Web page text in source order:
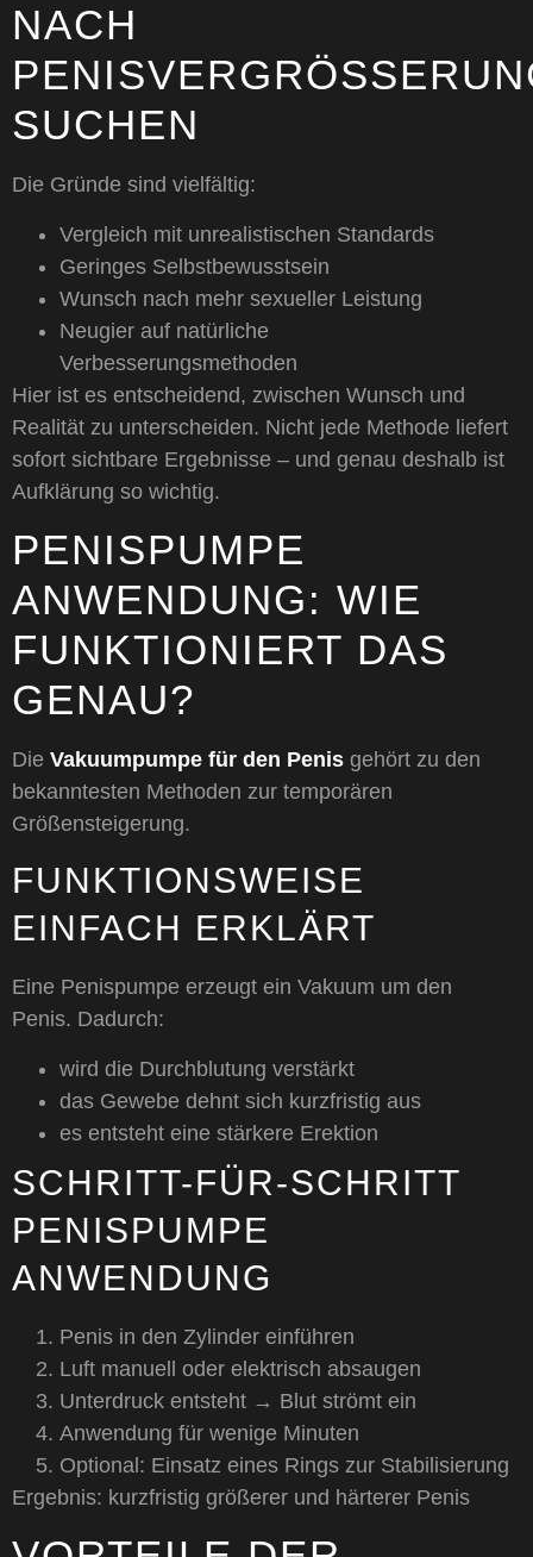
NACH
PENISVERGRÖSSERUNG
UCHEN
Die Gründe sind vielfältig:
Vergleich mit unrealistischen Standards
Geringes Selbstbewusstsein
Wunsch nach mehr sexueller Leistung
Neugier auf natürliche
Verbesserungsmethoden
Hier ist es entscheidend, zwischen Wunsch und
Realität zu unterscheiden. Nicht jede Methode liefert
sofort sichtbare Ergebnisse – und genau deshalb ist
Aufklärung so wichtig.
PENISPUMPE
ANWENDUNG: WIE
FUNKTIONIERT DAS
GENAU?
Die Vakuumpumpe für den Penis gehört zu den
bekanntesten Methoden zur temporären
Größensteigerung.
FUNKTIONSWEISE
EINFACH ERKLÄRT
Eine Penispumpe erzeugt ein Vakuum um den
Penis. Dadurch:
wird die Durchblutung verstärkt
das Gewebe dehnt sich kurzfristig aus
es entsteht eine stärkere Erektion
SCHRITT-FÜR-SCHRITT
PENISPUMPE
ANWENDUNG
Penis in den Zylinder einführen
Luft manuell oder elektrisch absaugen
Unterdruck entsteht → Blut strömt ein
Anwendung für wenige Minuten
Optional: Einsatz eines Rings zur Stabilisierung
Ergebnis: kurzfristig größerer und härterer Penis